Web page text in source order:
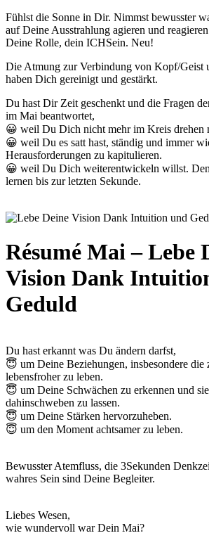
Fühlst die Sonne in Dir. Nimmst bewusster
auf Deine Ausstrahlung agieren und
Deine Rolle, dein ICHSein. Neu!
Die Atmung zur Verbindung von Kopf/Geist
haben Dich gereinigt und gestärkt.
Du hast Dir Zeit geschenkt und die Fragen
im Mai beantwortet,
😀 weil Du Dich nicht mehr im Kreis drehen
😀 weil Du es satt hast, ständig und immer
Herausforderungen zu kapitulieren.
😀 weil Du Dich weiterentwickeln willst.
lernen bis zur letzten Sekunde.
Résumé Mai – Lebe
Vision Dank
Geduld
Du hast erkannt was Du ändern darfst,
😇 um Deine Beziehungen, insbesondere die
lebensfroher zu leben.
😇 um Deine Schwächen zu erkennen und
dahinschweben zu lassen.
😇 um Deine Stärken hervorzuheben.
😇 um den Moment achtsamer zu leben.
Bewusster Atemfluss, die 3Sekunden
wahres Sein sind Deine Begleiter.
Liebes Wesen,
wie wundervoll war Dein Mai?